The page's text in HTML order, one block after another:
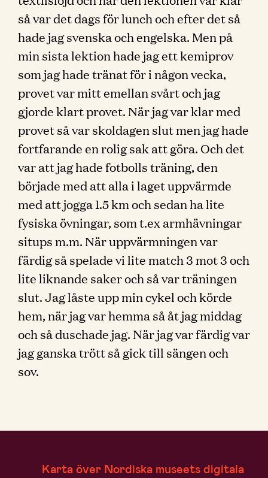
så var det dags för lunch och efter det så
hade jag svenska och engelska. Men på
min sista lektion hade jag ett kemiprov
som jag hade tränat för i någon vecka,
provet var mitt emellan svårt och jag
gjorde klart provet. När jag var klar med
provet så var skoldagen slut men jag hade
fortfarande en rolig sak att göra. Och det
var att jag hade fotbolls träning, den
började med att alla i laget uppvärmde
med att jogga 1.5 km och sedan ha lite
fysiska övningar, som t.ex armhävningar
situps m.m. När uppvärmningen var
färdig så spelade vi lite match 3 mot 3 och
lite liknande saker och så var träningen
slut. Jag låste upp min cykel och körde
hem, när jag var hemma så åt jag middag
och så duschade jag. När jag var färdig var
jag ganska trött så gick till sängen och
sov.
Karta över Nordiska museets digitala